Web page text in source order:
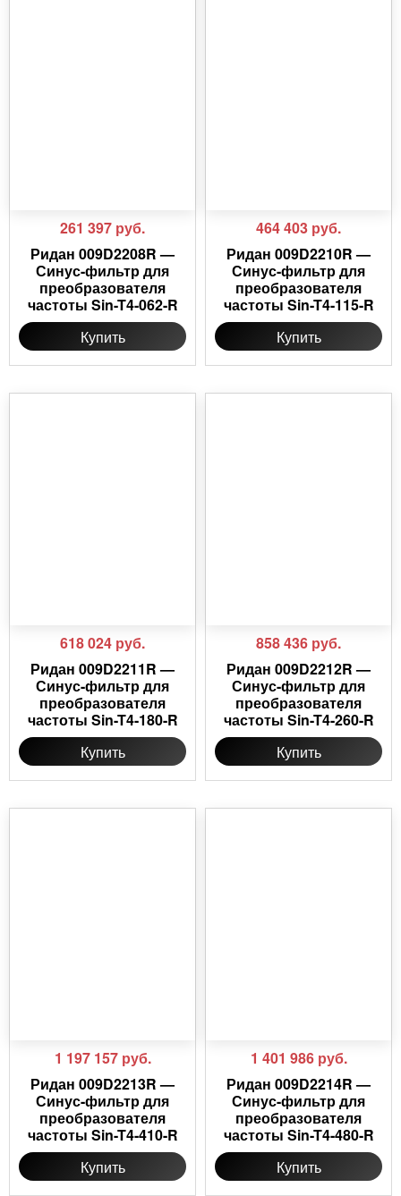
261 397 руб.
Ридан 009D2208R —
Синус-фильтр для
преобразователя
частоты Sin-T4-062-R
Купить
464 403 руб.
Ридан 009D2210R —
Синус-фильтр для
преобразователя
частоты Sin-T4-115-R
Купить
618 024 руб.
Ридан 009D2211R —
Синус-фильтр для
преобразователя
частоты Sin-T4-180-R
Купить
858 436 руб.
Ридан 009D2212R —
Синус-фильтр для
преобразователя
частоты Sin-T4-260-R
Купить
1 197 157 руб.
Ридан 009D2213R —
Синус-фильтр для
преобразователя
частоты Sin-T4-410-R
Купить
1 401 986 руб.
Ридан 009D2214R —
Синус-фильтр для
преобразователя
частоты Sin-T4-480-R
Купить